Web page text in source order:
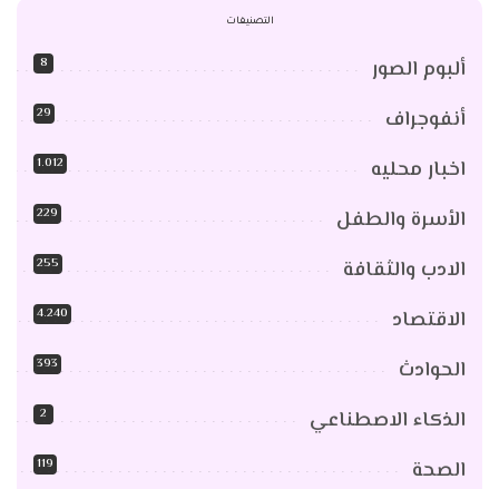
التصنيفات
ألبوم الصور 8
أنفوجراف 29
اخبار محليه 1٬012
الأسرة والطفل 229
الادب والثقافة 255
الاقتصاد 4٬240
الحوادث 393
الذكاء الاصطناعي 2
الصحة 119